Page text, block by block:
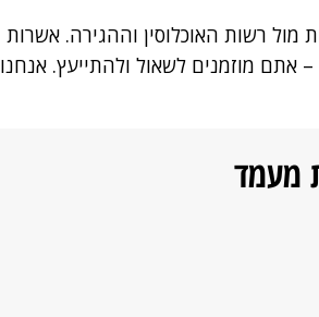
רשות האוכלוסין וההגירה. אשרות
אתם מוזמנים לשאול ולהתייעץ. אנחנו
מעמד